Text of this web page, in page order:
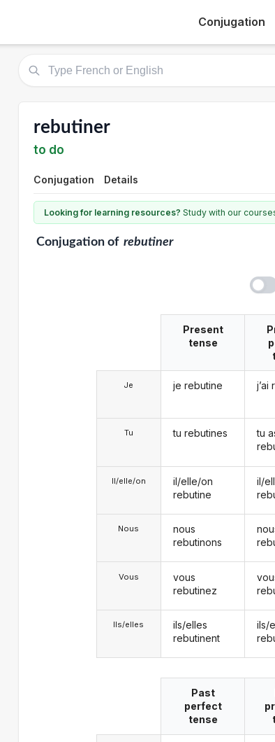
Conjugation
rebutiner
to do
Conjugation Details
Looking for learning resources? Study with our
Conjugationof rebutiner
Je
Tu
Il/elle/on
Nous
Vous
Ils/elles
Present
tense
je rebutine
tu rebutines
il/elle/on
rebutine
nous
rebutinons
vous
rebutinez
ils/elles
rebutinent
j’ai
tu
il/
ils/
Past
perfect
tense